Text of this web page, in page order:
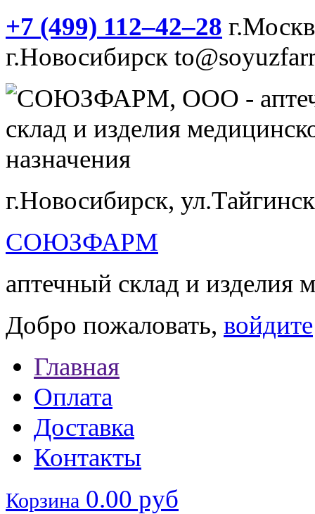
+7 (499) 112‒42‒28
г.Новосибирск
г.Новосибирск,
СОЮЗФАРМ
аптечный склад и изделия
Добро пожаловать, войдите
Главная
Оплата
Доставка
Контакты
Корзина 0.00 руб